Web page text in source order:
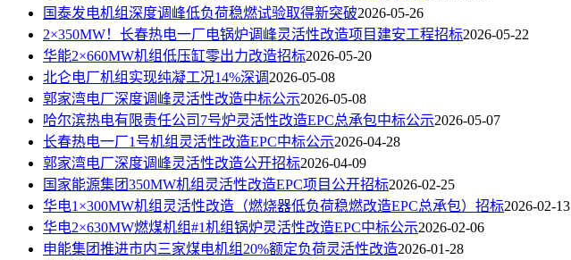
国泰发电机组深度调峰低负荷稳燃试验取得新突破2026-05-26
2×350MW！长春热电一厂电锅炉调峰灵活性改造项目建安工程招标2026-05-22
华能2×660MW机组低压缸零出力改造招标2026-05-20
北仑电厂机组实现纯凝工况14%深调 2026-05-08
郭家湾电厂深度调峰灵活性改造中标公示2026-05-08
哈尔滨热电有限责任公司7号炉灵活性改造EPC总承包中标公示2026-05-07
长春热电一厂1号机组灵活性改造EPC中标公示2026-04-28
郭家湾电厂深度调峰灵活性改造公开招标2026-04-09
国家能源集团350MW机组灵活性改造EPC项目公开招标2026-02-25
华电1×300MW机组灵活性改造（燃烧器低负荷稳燃改造EPC总承包）招标2026-02-13
华电2×630MW燃煤机组#1机组锅炉灵活性改造EPC中标公示2026-02-06
申能集团推进市内三家煤电机组20%额定负荷灵活性改造2026-01-28